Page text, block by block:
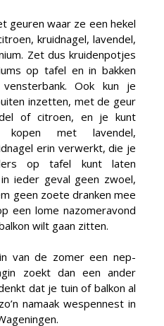
geuren waar ze een hekel
kruidnagel, lavendel,
Zet dus kruidenpotjes
op tafel en in bakken
Ook kun je
inzetten, met de geur
of citroen, en je kunt
kopen met lavendel,
erin verwerkt, die je
op tafel kunt laten
ieder geval geen zwoel,
geen zoete dranken mee
een lome nazomeravond
wilt gaan zitten.
van de zomer een nep-
zoekt dan een ander
dat je tuin of balkon al
namaak wespennest in